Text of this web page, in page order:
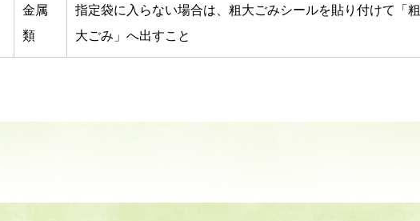
金属
類
指定袋に入らない場合は、粗大ごみシールを貼り付けて「粗
大ごみ」へ出すこと